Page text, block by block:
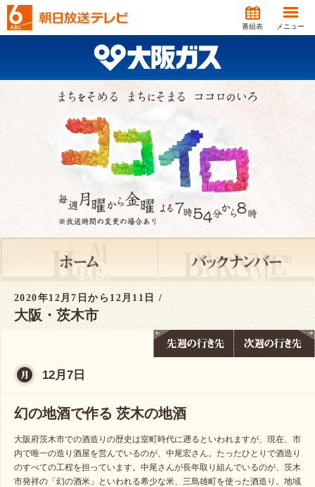
番組表 メニュー
2020年12月7日から12月11日 /
大阪・茨木市
12月7日
幻の地酒で作る 茨木の地酒
大阪府茨木市での酒造りの歴史は室町時代に遡るといわれますが、現在、市
内で唯一の造り酒屋を営んでいるのが、中尾宏さん。たったひとりで酒造り
のすべての工程を担っています。中尾さんが長年取り組んでいるのが、茨木
市発祥の「幻の酒米」といわれる希少な米、三島雄町を使った酒造り。地域